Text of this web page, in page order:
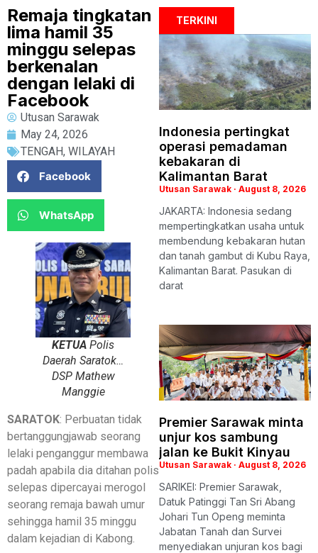
​Remaja tingkatan
lima hamil 35
minggu selepas
berkenalan
dengan lelaki di
Facebook
Utusan Sarawak
May 24, 2026
TENGAH, WILAYAH
Facebook
WhatsApp
KETUA Polis
Daerah Saratok…
DSP Mathew
Manggie
​SARATOK: Perbuatan tidak
bertanggungjawab seorang
lelaki penganggur membawa
padah apabila dia ditahan polis
selepas dipercayai merogol
seorang remaja bawah umur
sehingga hamil 35 minggu
dalam kejadian di Kabong.
TERKINI
Indonesia pertingkat
operasi pemadaman
kebakaran di
Kalimantan Barat
Utusan Sarawak August 8, 2026
JAKARTA: Indonesia sedang
mempertingkatkan usaha untuk
membendung kebakaran hutan
dan tanah gambut di Kubu Raya,
Kalimantan Barat. Pasukan di
darat
Premier Sarawak minta
unjur kos sambung
jalan ke Bukit Kinyau
Utusan Sarawak August 8, 2026
SARIKEI: Premier Sarawak,
Datuk Patinggi Tan Sri Abang
Johari Tun Openg meminta
Jabatan Tanah dan Survei
menyediakan unjuran kos bagi